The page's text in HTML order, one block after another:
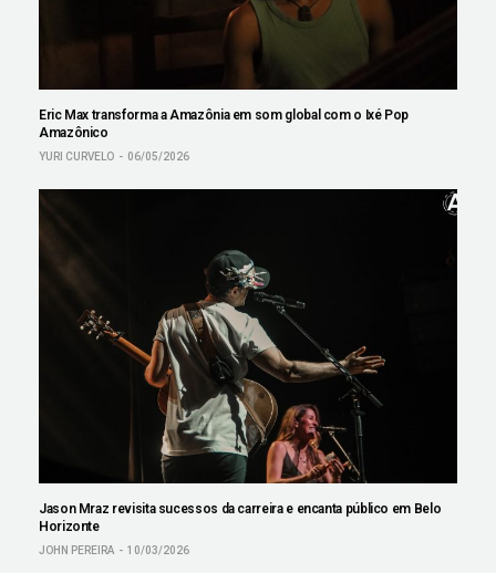
Eric Max transforma a Amazônia em som global com o Ixé Pop
Amazônico
YURI CURVELO 06/05/2026
Jason Mraz revisita sucessos da carreira e encanta público em Belo
Horizonte
JOHN PEREIRA 10/03/2026